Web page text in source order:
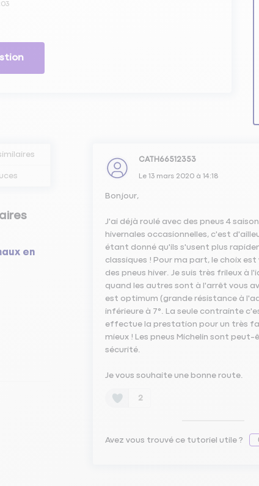
chez les fabricants de pneumatiques, les pneus 4
en
CATH66512353
Le13 mars 2020 à14:18
Bonjour,
J'ai déjà roulé avec des pneus 4
hivernales occasionnelles, c'est
étant donné qu'ils s'usent plus
classiques ! Pour ma part, le choix
des pneus hiver. Je suis très frileux à
quand les autres sont à l'arrêt vous
est optimum (grande résistance à
inférieure à 7°. La seule contrainte
effectue la prestation pour un très
mieux ! Les pneus Michelin sont
sécurité.
Je vous souhaite une bonne route.
2
Avez vous trouvé ce tutoriel utile ?